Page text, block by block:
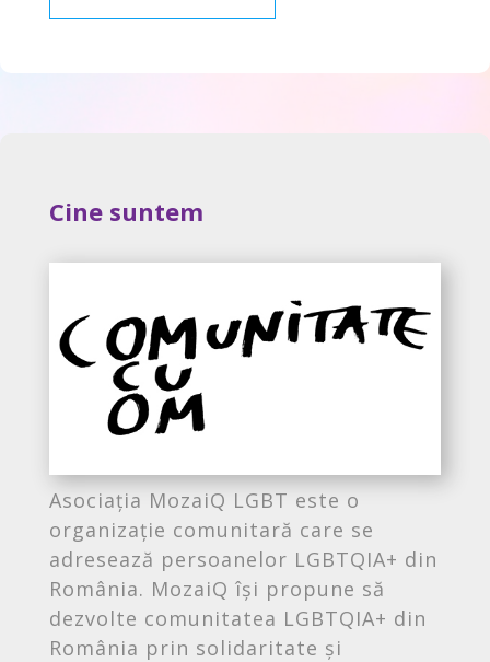
Cine suntem
Asociația MozaiQ LGBT este o
organizație comunitară care se
adresează persoanelor LGBTQIA+ din
România. MozaiQ își propune să
dezvolte comunitatea LGBTQIA+ din
România prin solidaritate și